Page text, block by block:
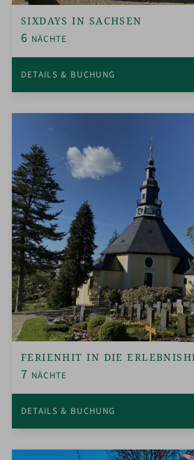
SIXDAYS IN SACHSEN
6 NÄCHTE
DETAILS & BUCHUNG
FERIENHIT IN DIE
7 NÄCHTE
DETAILS & BUCHUNG